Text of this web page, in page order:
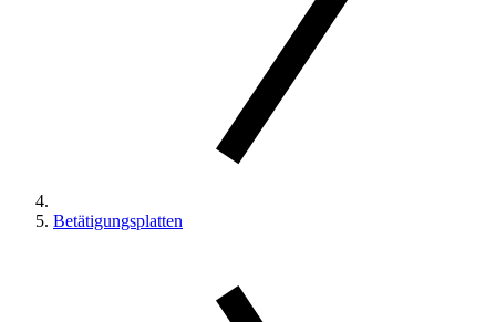
Betätigungsplatten